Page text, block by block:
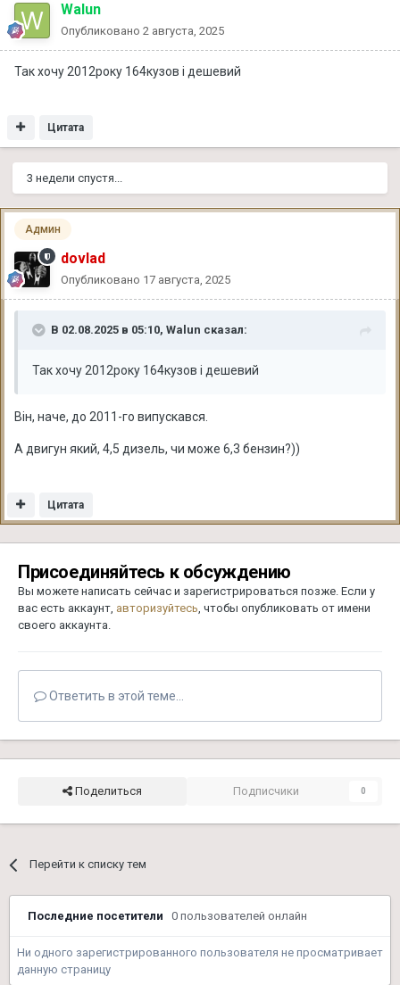
Walun
Опубликовано 2 августа, 2025
Так хочу 2012року 164кузов і дешевий
Цитата
3 недели спустя...
Админ
dovlad
Опубликовано 17 августа, 2025
В 02.08.2025 в 05:10, Walun сказал:
Так хочу 2012року 164кузов і дешевий
Він, наче, до 2011-го випускався.
А двигун який, 4,5 дизель, чи може 6,3 бензин?))
Цитата
Присоединяйтесь к обсуждению
Вы можете написать сейчас и зарегистрироваться позже. Если у
вас есть аккаунт, авторизуйтесь, чтобы опубликовать от имени
своего аккаунта.
Ответить в этой теме...
Поделиться Подписчики 0
Перейти к списку тем
Последние посетители 0 пользователей онлайн
Ни одного зарегистрированного пользователя не просматривает
данную страницу